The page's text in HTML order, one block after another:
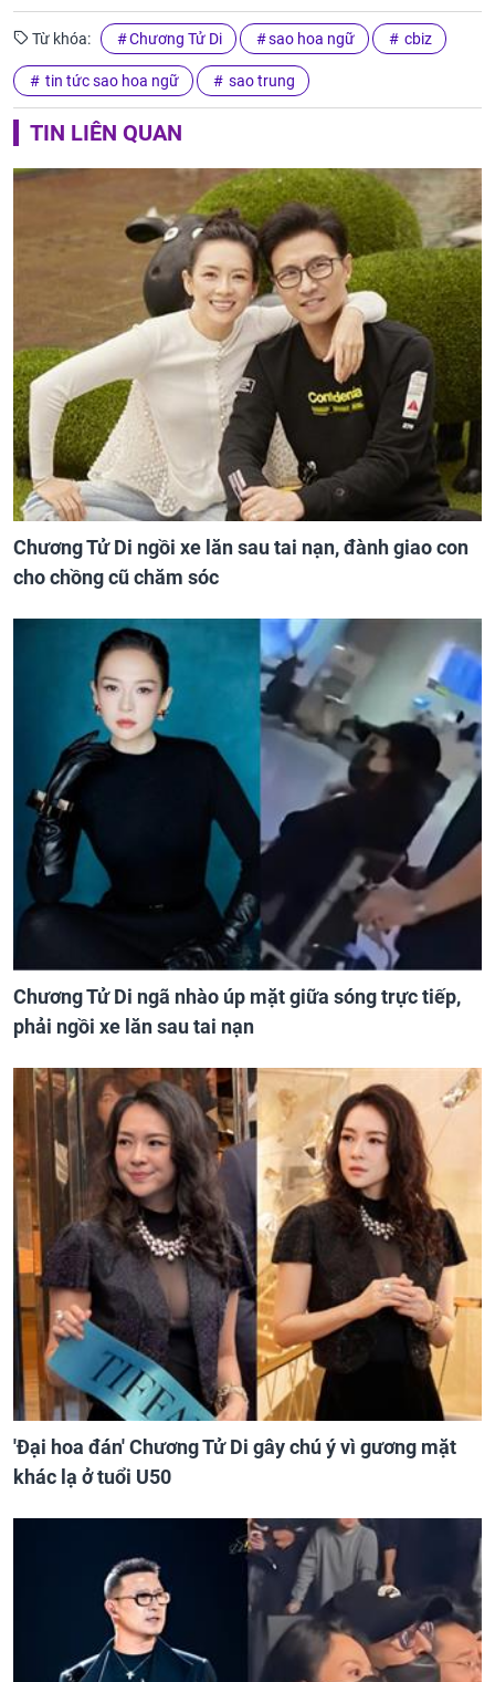
Từ khóa: Chương Tử Di sao hoa ngữ cbiz
tin tức sao hoa ngữ sao trung
TIN LIÊN QUAN
Chương Tử Di ngồi xe lăn sau tai nạn, đành giao con
cho chồng cũ chăm sóc
Chương Tử Di ngã nhào úp mặt giữa sóng trực tiếp,
phải ngồi xe lăn sau tai nạn
'Đại hoa đán' Chương Tử Di gây chú ý vì gương mặt
khác lạ ở tuổi U50